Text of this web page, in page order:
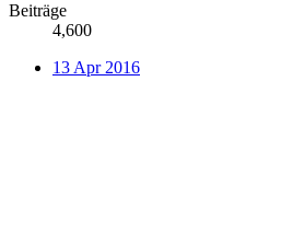
Beiträge
4,600
13 Apr 2016